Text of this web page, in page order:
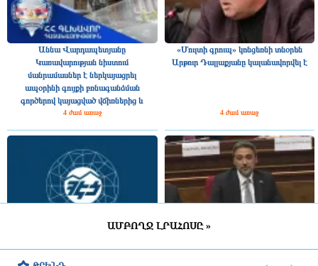
Աննա Վարդապետյանը
Կառավարության նիստում
մանրամասներ է ներկայացրել
ապօրինի գույքի բռնագանձման
գործերով կայացված վճիռներից և
հայցերից
4 ժամ առաջ
«Մուլտի գրուպ» կոնցեռնի տնօրեն
Արթուր Դալլաքյանը կալանավորվել է
4 ժամ առաջ
ԱՄԲՈՂՋ ԼՐԱՀՈՍԸ »